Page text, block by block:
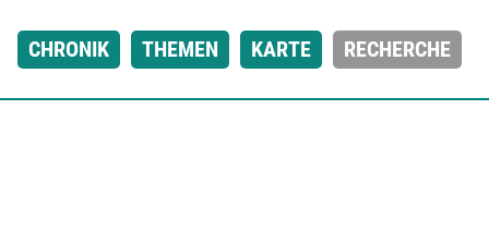
CHRONIK THEMEN KARTE RECHERCHE